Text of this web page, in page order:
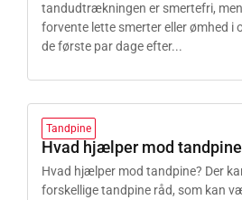
tandudtrækningen er smertefri,
forvente lette smerter eller ømhed i
de første par dage efter...
Tandpine
Hvad hjælper mod
Hvad hjælper mod tandpine? Der
forskellige tandpine råd, som kan